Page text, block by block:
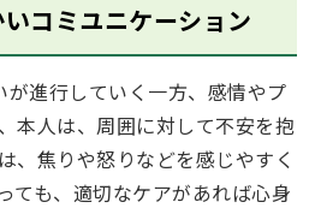
コミユニケーション
進行していく一方、感情やプ
本人は、周囲に対して不安を抱
、焦りや怒りなどを感じやすく
ても、適切なケアがあれば心身